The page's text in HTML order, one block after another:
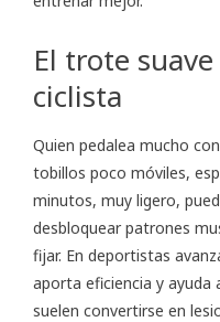
El trote
ciclista
Quien pedalea mucho
tobillos poco móviles,
minutos, muy ligero,
desbloquear patrones
fijar. En deportistas
aporta eficiencia y ayuda
suelen convertirse en